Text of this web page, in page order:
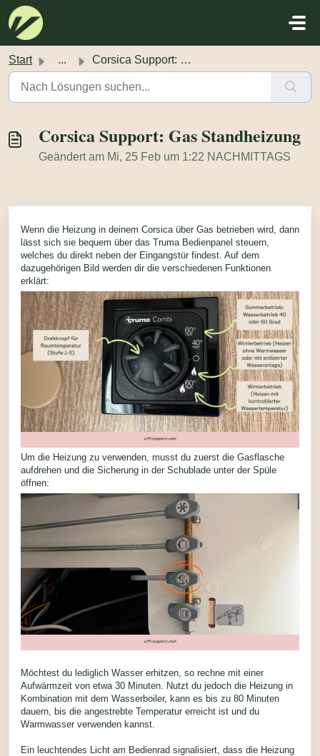
Zum hauptsächlichen Inhalt gehen
Start ... Corsica Support: Gas Standheizung
Corsica Support: Gas Standheizung
Geändert am Mi, 25 Feb um 1:22 NACHMITTAGS
Wenn die Heizung in deinem Corsica über Gas betrieben wird, dann
lässt sich sie bequem über das Truma Bedienpanel steuern,
welches du direkt neben der Eingangstür findest. Auf dem
dazugehörigen Bild werden dir die verschiedenen Funktionen
erklärt:
Um die Heizung zu verwenden, musst du zuerst die Gasflasche
aufdrehen und die Sicherung in der Schublade unter der Spüle
öffnen:
Möchtest du lediglich Wasser erhitzen, so rechne mit einer
Aufwärmzeit von etwa 30 Minuten. Nutzt du jedoch die Heizung in
Kombination mit dem Wasserboiler, kann es bis zu 80 Minuten
dauern, bis die angestrebte Temperatur erreicht ist und du
Warmwasser verwenden kannst.
Ein leuchtendes Licht am Bedienrad signalisiert, dass die Heizung